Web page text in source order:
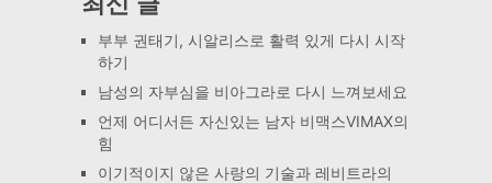
부부 권태기, 시알리스로 활력 있게 다시 시작
하기
남성의 자부심을 비아그라로 다시 느껴보세요
언제 어디서든 자신있는 남자 비맥스VIMAX의
힘
이기적이지 않은 사랑의 기술과 레비트라의